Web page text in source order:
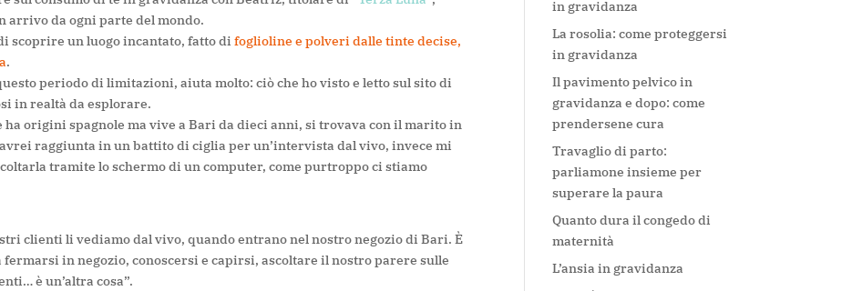
arrivo da ogni parte del mondo.
scoprire un luogo incantato, fatto difoglioline e polveri dalle tinte decise,
.
periodo di limitazioni, aiuta molto: ciò che ho visto e letto sul sito di
in realtà da esplorare.
ha origini spagnole ma vive a Bari da dieci anni, si trovava con il marito in
raggiunta in un battito di ciglia per un’intervista dal vivo, invece mi
tramite lo schermo di un computer, come purtroppo ci stiamo
clienti li vediamo dal vivo, quando entrano nel nostro negozio di Bari. È
in negozio, conoscersi e capirsi, ascoltare il nostro parere sulle
è un’altra cosa”.
in gravidanza
La rosolia: come proteggersi
in gravidanza
Il pavimento pelvico in
gravidanza e dopo: come
prendersene cura
Travaglio di parto:
parliamone insieme per
superare la paura
Quanto dura il congedo di
maternità
L’ansia in gravidanza